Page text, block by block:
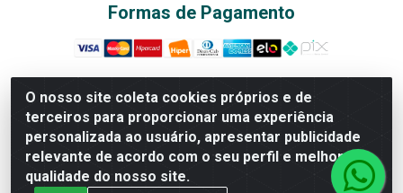
O nosso site coleta cookies próprios e de
terceiros para proporcionar uma experiência
personalizada ao usuário, apresentar publicidade
relevante de acordo com o seu perfil e melhorar a
qualidade do nosso site.
Formas de Pagamento
Rede Brasil - Avenida Universitária, nº 3860, Jardim das
Américas II Etapa - Anápolis/GO - CEP 75070-415 -
CNPJ 07.728.073/0002-24